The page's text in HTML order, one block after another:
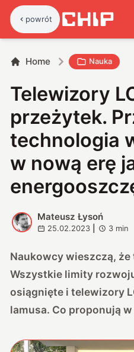
powrót
Home Nauka
Telewizory
przeżytek.
technologia
w nową erę
M
Mateusz Łysoń
25.02.2023 3 min
Naukowcy wieszczą, że
Wszystkie limity
osiągnięte i telewizory
lamusa. Co proponują